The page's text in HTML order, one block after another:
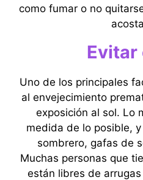
como fumar o no
Evitar
Uno de los principales
al envejecimiento
exposición al sol. Lo
medida de lo posible,
sombrero, gafas de
Muchas personas que
están libres de